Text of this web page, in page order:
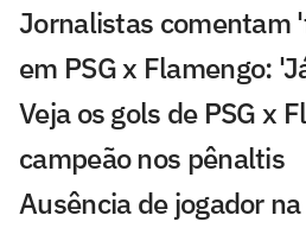
Jornalistas comentam
em PSG x Flamengo:
Veja os gols de PSG x
campeão nos pênaltis
Ausência de jogador